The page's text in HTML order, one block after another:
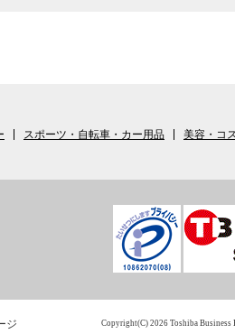
スポーツ・自転車・カー用品
美容・コ
ジ Copyright(C) 2026 Toshiba